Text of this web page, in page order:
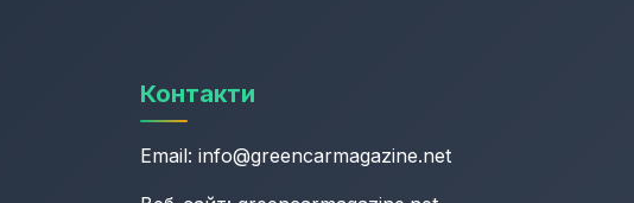
Контакти
Email: info@greencarmagazine.net